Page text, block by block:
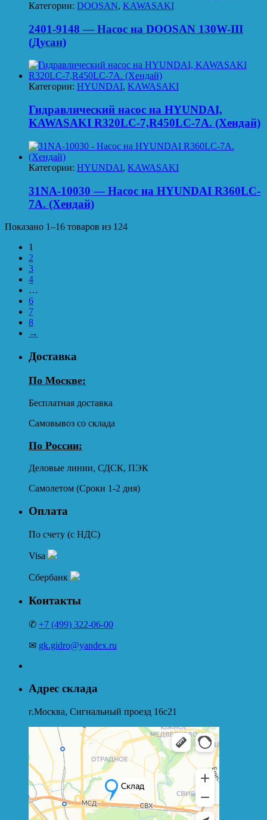
Категории: DOOSAN, KAWASAKI
2401-9148 — Насос на DOOSAN 130W-III
(Дусан)
Категории: HYUNDAI, KAWASAKI
Гидравлический насос на HYUNDAI,
KAWASAKI R320LC-7,R450LC-7A. (Хендай)
Категории: HYUNDAI, KAWASAKI
31NA-10030 — Насос на HYUNDAI R360LC-
7A. (Хендай)
Показано 1–16 товаров из 124
1
2
3
4
…
6
7
8
→
Доставка
По Москве:
Бесплатная доставка
Самовывоз со склада
По России:
Деловые линии, СДСК, ПЭК
Самолетом (Сроки 1-2 дня)
Оплата
По счету (с НДС)
Visa
Сбербанк
Контакты
✆ +7 (499) 322-06-00
✉ gk.gidro@yandex.ru
Адрес склада
г.Москва, Сигнальный проезд 16с21